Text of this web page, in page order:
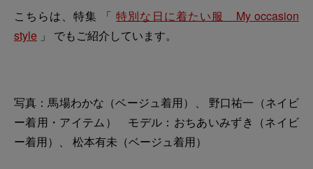
こちらは、特集 「 特別な日に着たい服 My occasion
style 」 でもご紹介しています。
写真：馬場わかな（ベージュ着用）、 野口祐一（ネイビ
ー着用・アイテム） モデル：おちあいみずき（ネイビ
ー着用）、 松本有未（ベージュ着用）